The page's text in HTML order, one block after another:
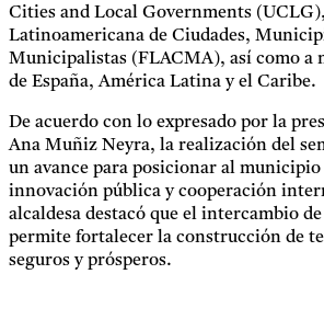
Cities and Local Governments
Latinoamericana de Ciudades,
Municipalistas (FLACMA), así como a
de España, América Latina y el Caribe.
De acuerdo con lo expresado por la
Ana Muñiz Neyra, la realización del
un avance para posicionar al municipio
innovación pública y cooperación
alcaldesa destacó que el intercambio
permite fortalecer la construcción de
seguros y prósperos.